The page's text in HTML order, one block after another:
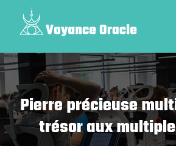
Pierre précieuse
trésor aux